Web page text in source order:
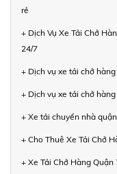
rẻ
+ Dịch Vụ Xe Tải Chở
24/7
+ Dịch vụ xe tải chở
+ Dịch vụ xe tải chở
+ Xe tải chuyển nhà
+ Cho Thuê Xe Tải Chở
+ Xe Tải Chở Hàng Quận